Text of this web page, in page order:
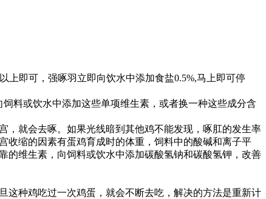
即可，强啄羽立即向饮水中添加食盐0.5%,马上即可停
料或饮水中添加这些单项维生素，或者换一种这些成分含
就会去啄。如果光线暗到其他鸡不能发现，啄肛的发生率
收缩的因素有蛋鸡育成时的体重，饲料中的酸碱和离子平
的维生素，向饲料或饮水中添加碳酸氢钠和碳酸氢钾，改善
种鸡吃过一次鸡蛋，就会不断去吃，解决的方法是重新计